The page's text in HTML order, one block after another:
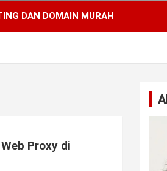
DAN DOMAIN MURAH
Proxy di